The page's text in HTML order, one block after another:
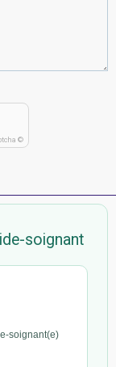
©
soignant
soignant(e)